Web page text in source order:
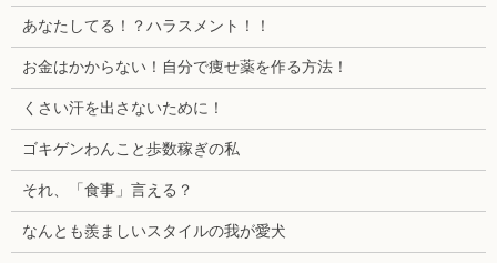
あなたしてる！？ハラスメント！！
お金はかからない！自分で痩せ薬を作る方法！
くさい汗を出さないために！
ゴキゲンわんこと歩数稼ぎの私
それ、「食事」言える？
なんとも羨ましいスタイルの我が愛犬